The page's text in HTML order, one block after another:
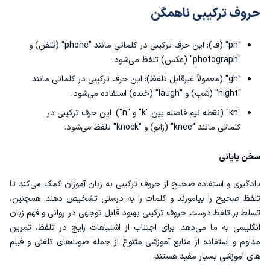
حروف ترکیبی ناهمگن
"ph" (ف): این حرف ترکیبی در کلماتی مانند "phone" (تلفن) و
"photograph" (عکس) تلفظ می‌شود.
"gh" (معمولاً غیرقابل تلفظ): این حرف ترکیبی در کلماتی مانند
"night" (شب) و "laugh" (خنده) استفاده می‌شود.
"kn" (نقطه نیم فاصله بین "k" و "n"): این حرف ترکیبی در
کلماتی مانند "knee" (زانو) و "knock" تلفظ می‌شود.
سخن پایانی
یادگیری و استفاده صحیح از حروف ترکیبی به زبان آموزان کمک می‌کند تا
تلفظ صحیح را بیاموزند و کلمات را به درستی تشخیص دهند. همچنین،
تسلط بر تلفظ درست حروف ترکیبی بهبود قابل توجهی در روانی و فهم زبان
انگلیسی به ما می‌دهد. برای اجتناب از اشتباهات رایج در تلفظ، تمرین
مداوم و استفاده از منابع آموزشی متنوع از جمله صوت‌های تلفنی و فیلم
های آموزشی بسیار مفید هستند.